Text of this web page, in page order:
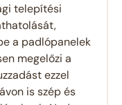
telepítési
a padlópanelek
megelőzi a
ezzel
is szép és